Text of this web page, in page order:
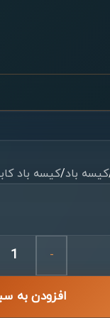
کیسه باد/کیسه باد
-
افزودن به